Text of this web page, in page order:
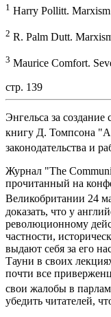
1 Harry Pollitt.
2 R. Palm Dutt.
3 Maurice Comfort.
стр. 139
Энгельса за
книгу Д. Томпсона
законодательства и
Журнал "The
прочитанный на
Великобритании 24
доказать, что у
революционному
частности,
выдают себя за его
Тауни в своих
почти все
свои жалобы в
убедить читателей,